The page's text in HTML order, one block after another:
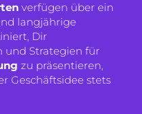
verfügen über ein
langjährige
Dir
und Strategien für
zu präsentieren,
Geschäftsidee stets